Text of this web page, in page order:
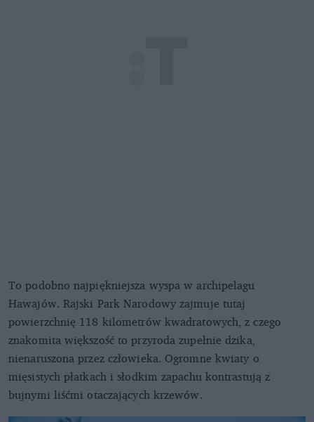
To podobno najpiękniejsza wyspa w archipelagu
Hawajów. Rajski Park Narodowy zajmuje tutaj
powierzchnię 118 kilometrów kwadratowych, z czego
znakomita większość to przyroda zupełnie dzika,
nienaruszona przez człowieka. Ogromne kwiaty o
mięsistych płatkach i słodkim zapachu kontrastują z
bujnymi liśćmi otaczających krzewów.